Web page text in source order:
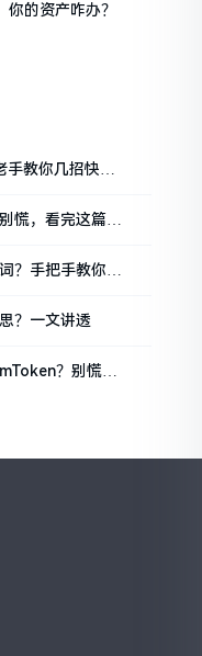
的资产咋办？
教你几招快速
慌，看完这篇就
？手把手教你找
？一文讲透
？别慌，